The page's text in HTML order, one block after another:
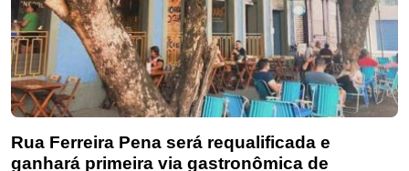
Rua Ferreira Pena será requalificada e
ganhará primeira via gastronômica de